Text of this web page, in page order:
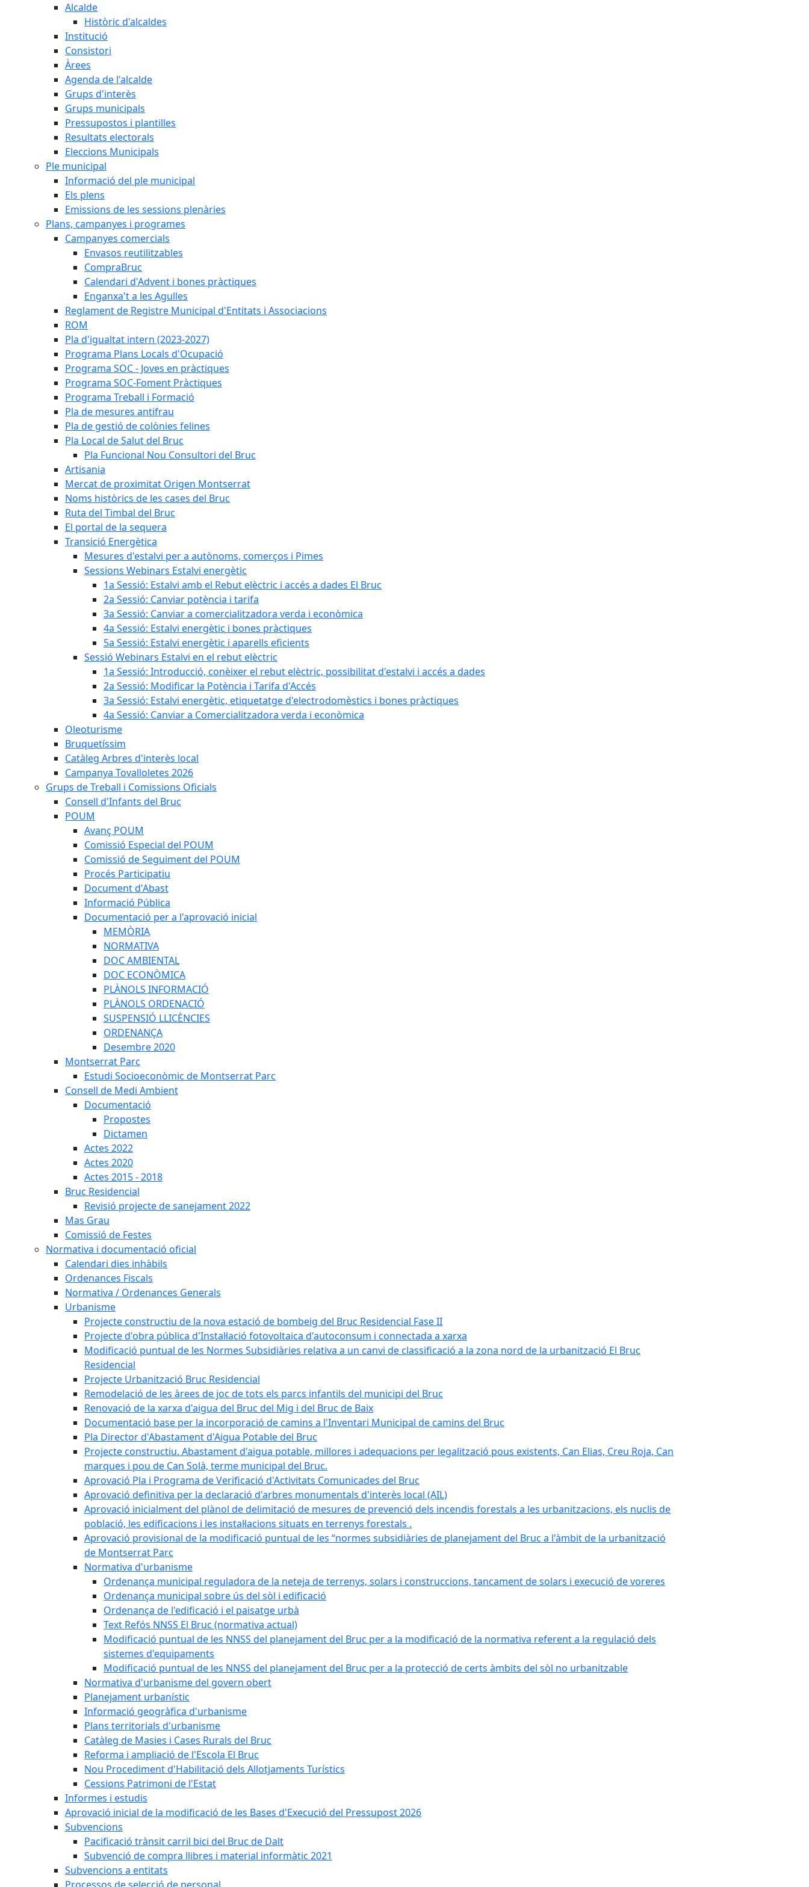
Alcalde
Històric d'alcaldes
Institució
Consistori
Àrees
Agenda de l'alcalde
Grups d'interès
Grups municipals
Pressupostos i plantilles
Resultats electorals
Eleccions Municipals
Ple municipal
Informació del ple municipal
Els plens
Emissions de les sessions plenàries
Plans, campanyes i programes
Campanyes comercials
Envasos reutilitzables
CompraBruc
Calendari d'Advent i bones pràctiques
Enganxa't a les Agulles
Reglament de Registre Municipal d'Entitats i Associacions
ROM
Pla d'igualtat intern (2023-2027)
Programa Plans Locals d'Ocupació
Programa SOC - Joves en pràctiques
Programa SOC-Foment Pràctiques
Programa Treball i Formació
Pla de mesures antifrau
Pla de gestió de colònies felines
Pla Local de Salut del Bruc
Pla Funcional Nou Consultori del Bruc
Artisania
Mercat de proximitat Origen Montserrat
Noms històrics de les cases del Bruc
Ruta del Timbal del Bruc
El portal de la sequera
Transició Energètica
Mesures d'estalvi per a autònoms, comerços i Pimes
Sessions Webinars Estalvi energètic
1a Sessió: Estalvi amb el Rebut elèctric i accés a dades El Bruc
2a Sessió: Canviar potència i tarifa
3a Sessió: Canviar a comercialitzadora verda i econòmica
4a Sessió: Estalvi energètic i bones pràctiques
5a Sessió: Estalvi energètic i aparells eficients
Sessió Webinars Estalvi en el rebut elèctric
1a Sessió: Introducció, conèixer el rebut elèctric, possibilitat d'estalvi i accés a dades
2a Sessió: Modificar la Potència i Tarifa d'Accés
3a Sessió: Estalvi energètic, etiquetatge d'electrodomèstics i bones pràctiques
4a Sessió: Canviar a Comercialitzadora verda i econòmica
Oleoturisme
Bruquetíssim
Catàleg Arbres d'interès local
Campanya Tovalloletes 2026
Grups de Treball i Comissions Oficials
Consell d'Infants del Bruc
POUM
Avanç POUM
Comissió Especial del POUM
Comissió de Seguiment del POUM
Procés Participatiu
Document d'Abast
Informació Pública
Documentació per a l'aprovació inicial
MEMÒRIA
NORMATIVA
DOC AMBIENTAL
DOC ECONÒMICA
PLÀNOLS INFORMACIÓ
PLÀNOLS ORDENACIÓ
SUSPENSIÓ LLICÈNCIES
ORDENANÇA
Desembre 2020
Montserrat Parc
Estudi Socioeconòmic de Montserrat Parc
Consell de Medi Ambient
Documentació
Propostes
Dictamen
Actes 2022
Actes 2020
Actes 2015 - 2018
Bruc Residencial
Revisió projecte de sanejament 2022
Mas Grau
Comissió de Festes
Normativa i documentació oficial
Calendari dies inhàbils
Ordenances Fiscals
Normativa / Ordenances Generals
Urbanisme
Projecte constructiu de la nova estació de bombeig del Bruc Residencial Fase II
Projecte d'obra pública d'Instal·lació fotovoltaica d'autoconsum i connectada a xarxa
Modificació puntual de les Normes Subsidiàries relativa a un canvi de classificació a la zona nord de la urbanització El Bruc
Residencial
Projecte Urbanització Bruc Residencial
Remodelació de les àrees de joc de tots els parcs infantils del municipi del Bruc
Renovació de la xarxa d'aigua del Bruc del Mig i del Bruc de Baix
Documentació base per la incorporació de camins a l'Inventari Municipal de camins del Bruc
Pla Director d'Abastament d'Aigua Potable del Bruc
Projecte constructiu. Abastament d'aigua potable, millores i adequacions per legalització pous existents, Can Elias, Creu Roja, Can
marques i pou de Can Solà, terme municipal del Bruc.
Aprovació Pla i Programa de Verificació d'Activitats Comunicades del Bruc
Aprovació definitiva per la declaració d'arbres monumentals d'interès local (AIL)
Aprovació inicialment del plànol de delimitació de mesures de prevenció dels incendis forestals a les urbanitzacions, els nuclis de
població, les edificacions i les instal·lacions situats en terrenys forestals .
Aprovació provisional de la modificació puntual de les “normes subsidiàries de planejament del Bruc a l'àmbit de la urbanització
de Montserrat Parc
Normativa d'urbanisme
Ordenança municipal reguladora de la neteja de terrenys, solars i construccions, tancament de solars i execució de voreres
Ordenança municipal sobre ús del sòl i edificació
Ordenança de l'edificació i el paisatge urbà
Text Refós NNSS El Bruc (normativa actual)
Modificació puntual de les NNSS del planejament del Bruc per a la modificació de la normativa referent a la regulació dels
sistemes d'equipaments
Modificació puntual de les NNSS del planejament del Bruc per a la protecció de certs àmbits del sòl no urbanitzable
Normativa d'urbanisme del govern obert
Planejament urbanístic
Informació geogràfica d'urbanisme
Plans territorials d'urbanisme
Catàleg de Masies i Cases Rurals del Bruc
Reforma i ampliació de l'Escola El Bruc
Nou Procediment d'Habilitació dels Allotjaments Turístics
Cessions Patrimoni de l'Estat
Informes i estudis
Aprovació inicial de la modificació de les Bases d'Execució del Pressupost 2026
Subvencions
Pacificació trànsit carril bici del Bruc de Dalt
Subvenció de compra llibres i material informàtic 2021
Subvencions a entitats